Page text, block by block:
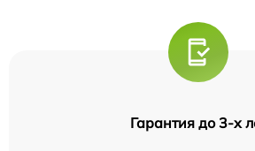
Гарантия до 3-х